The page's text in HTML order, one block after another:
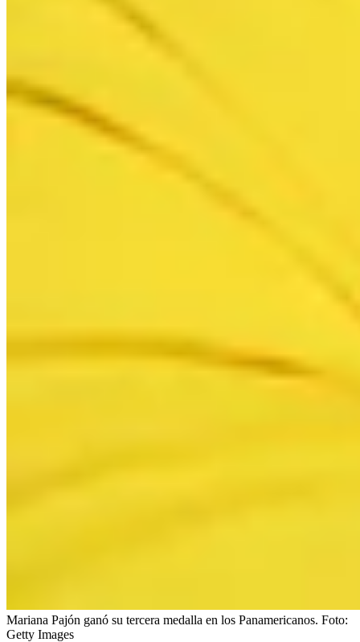
Mariana Pajón ganó su tercera medalla en los Panamericanos. Foto:
Getty Images